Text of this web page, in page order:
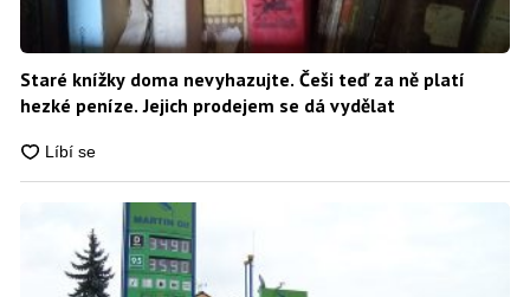
Staré knížky doma nevyhazujte. Češi teď za ně platí
hezké peníze. Jejich prodejem se dá vydělat